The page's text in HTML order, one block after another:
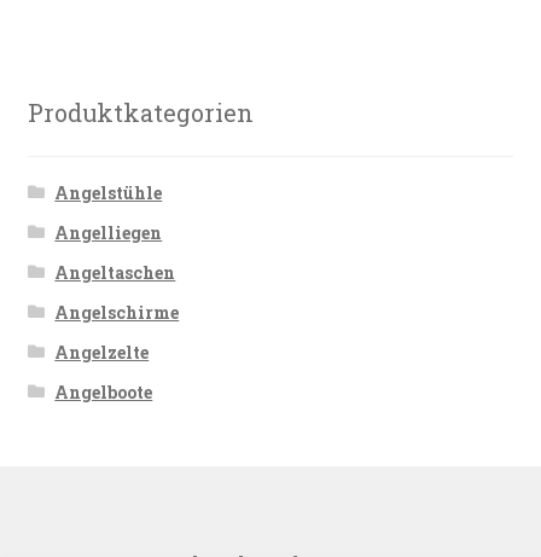
Produktkategorien
Angelstühle
Angelliegen
Angeltaschen
Angelschirme
Angelzelte
Angelboote